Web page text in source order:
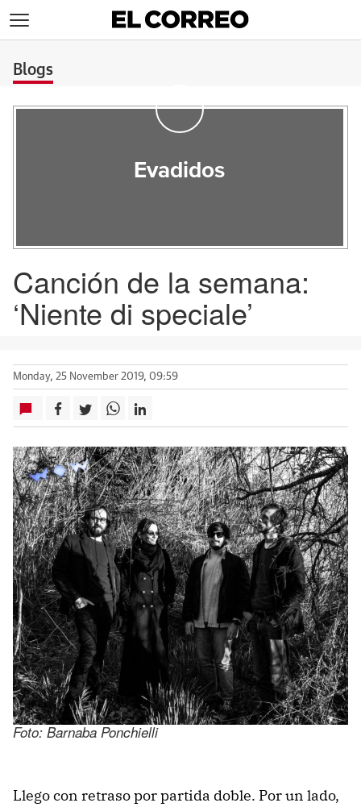
Blogs
Evadidos
Canción de la semana:
‘Niente di speciale’
Monday, 25 November 2019, 09:59
Foto: Barnaba Ponchielli
Llego con retraso por partida doble. Por un lado,